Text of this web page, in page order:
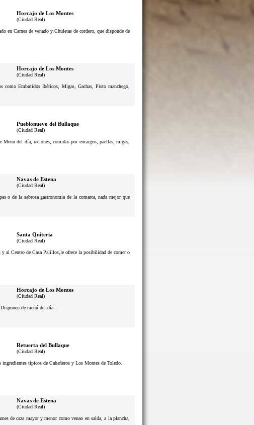
Horcajo de Los Montes
(Ciudad Real)
en Carnes de venado y Chuletas de cordero, que disponde de
Horcajo de Los Montes
(Ciudad Real)
como Embutidos Ibéricos, Migas, Gachas, Pisto manchego,
Pueblonuevo del Bullaque
(Ciudad Real)
del día, raciones, comidas por encargos, paellas, migas,
Navas de Estena
(Ciudad Real)
o de la sabrosa gastronomía de la comarca, nada mejor que
Santa Quiteria
(Ciudad Real)
y al Centro de Casa Palillos,le ofrece la posibilidad de comer o
Horcajo de Los Montes
(Ciudad Real)
de menú del día.
Retuerta del Bullaque
(Ciudad Real)
típicos de Cabañeros y Los Montes de Toledo.
Navas de Estena
(Ciudad Real)
de caza mayor y menor como venao en salda, a la plancha,